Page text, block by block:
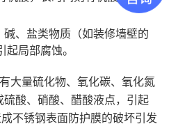
、盐类物质（如装修墙壁的
局部腐蚀。
大量硫化物、氧化碳、氧化氮
酸、硝酸、醋酸液点，引起
不锈钢表面防护膜的破坏引发